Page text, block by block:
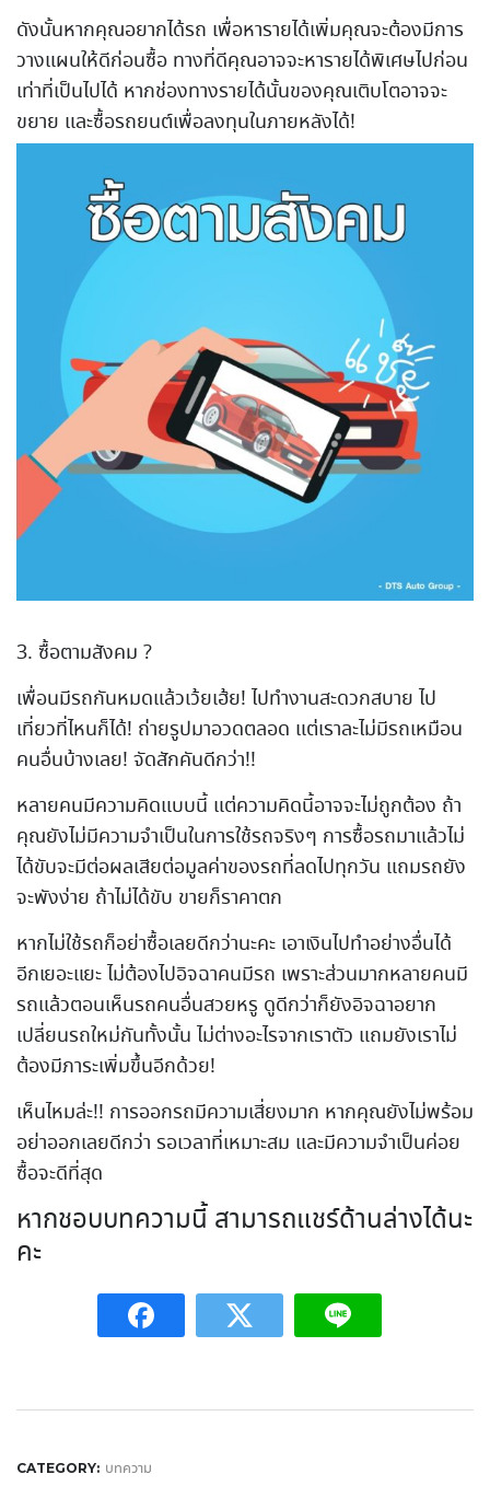
ดังนั้นหากคุณอยากได้รถ เพื่อหารายได้เพิ่มคุณจะต้องมีการ
วางแผนให้ดีก่อนซื้อ ทางที่ดีคุณอาจจะหารายได้พิเศษไปก่อน
เท่าที่เป็นไปได้ หากช่องทางรายได้นั้นของคุณเติบโตอาจจะ
ขยาย และซื้อรถยนต์เพื่อลงทุนในภายหลังได้!
3. ซื้อตามสังคม ?
เพื่อนมีรถกันหมดแล้วเว้ยเฮ้ย! ไปทำงานสะดวกสบาย ไป
เที่ยวที่ไหนก็ได้! ถ่ายรูปมาอวดตลอด แต่เราละไม่มีรถเหมือน
คนอื่นบ้างเลย! จัดสักคันดีกว่า!!
หลายคนมีความคิดแบบนี้ แต่ความคิดนี้อาจจะไม่ถูกต้อง ถ้า
คุณยังไม่มีความจำเป็นในการใช้รถจริงๆ การซื้อรถมาแล้วไม่
ได้ขับจะมีต่อผลเสียต่อมูลค่าของรถที่ลดไปทุกวัน แถมรถยัง
จะพังง่าย ถ้าไม่ได้ขับ ขายก็ราคาตก
หากไม่ใช้รถก็อย่าซื้อเลยดีกว่านะคะ เอาเงินไปทำอย่างอื่นได้
อีกเยอะแยะ ไม่ต้องไปอิจฉาคนมีรถ เพราะส่วนมากหลายคนมี
รถแล้วตอนเห็นรถคนอื่นสวยหรู ดูดีกว่าก็ยังอิจฉาอยาก
เปลี่ยนรถใหม่กันทั้งนั้น ไม่ต่างอะไรจากเราตัว แถมยังเราไม่
ต้องมีภาระเพิ่มขึ้นอีกด้วย!
เห็นไหมล่ะ!! การออกรถมีความเสี่ยงมาก หากคุณยังไม่พร้อม
อย่าออกเลยดีกว่า รอเวลาที่เหมาะสม และมีความจำเป็นค่อย
ซื้อจะดีที่สุด
หากชอบบทความนี้ สามารถแชร์ด้านล่างได้นะ
คะ
CATEGORY: บทความ